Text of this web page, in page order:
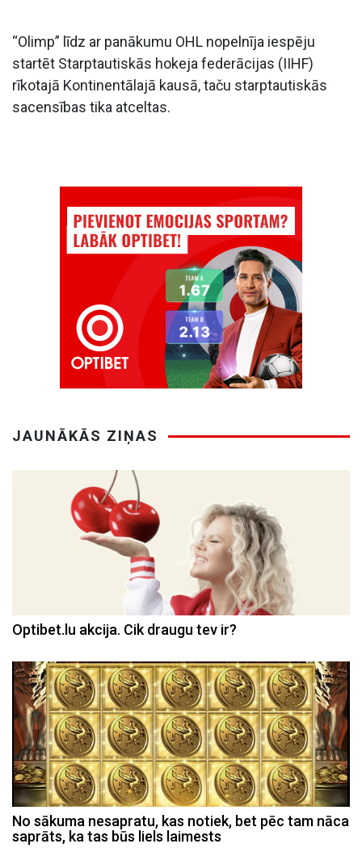
“Olimp” līdz ar panākumu OHL nopelnīja iespēju
startēt Starptautiskās hokeja federācijas (IIHF)
rīkotajā Kontinentālajā kausā, taču starptautiskās
sacensības tika atceltas.
JAUNĀKĀS ZIŅAS
Optibet.lu akcija. Cik draugu tev ir?
No sākuma nesapratu, kas notiek, bet pēc tam nāca
saprāts, ka tas būs liels laimests